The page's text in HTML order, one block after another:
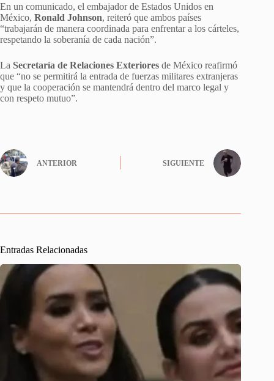
En un comunicado, el embajador de Estados Unidos en
México, Ronald Johnson, reiteró que ambos países
“trabajarán de manera coordinada para enfrentar a los cárteles,
respetando la soberanía de cada nación”.
La Secretaría de Relaciones Exteriores de México reafirmó
que “no se permitirá la entrada de fuerzas militares extranjeras
y que la cooperación se mantendrá dentro del marco legal y
con respeto mutuo”.
ANTERIOR SIGUIENTE
Entradas Relacionadas